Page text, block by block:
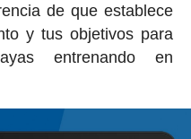
de que establece
y tus objetivos para
entrenando en